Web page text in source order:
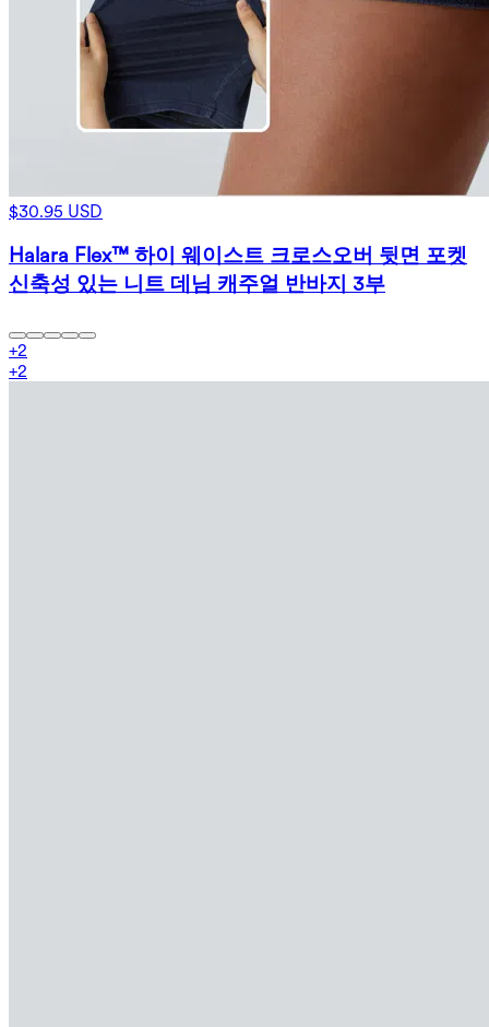
$30.95 USD
Halara Flex™ 하이 웨이스트 크로스오버 뒷면 포켓
신축성 있는 니트 데님 캐주얼 반바지 3부
+2
+2